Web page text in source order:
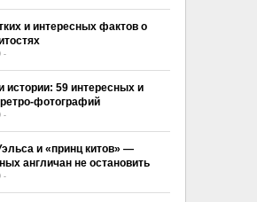
и интересных фактов о
-
истории: 59 интересных и
фотографий
-
и «принц китов» —
англичан не остановить
-